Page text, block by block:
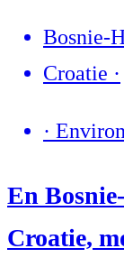
Bosnie-
Croatie ·
·
En
Croatie,